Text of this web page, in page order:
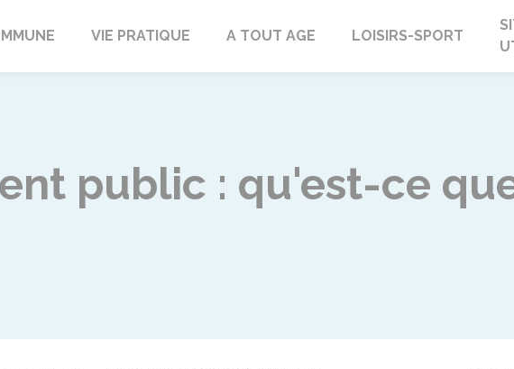
VIE PRATIQUE A TOUT AGE LOISIRS-SPORT
public : qu'est-ce